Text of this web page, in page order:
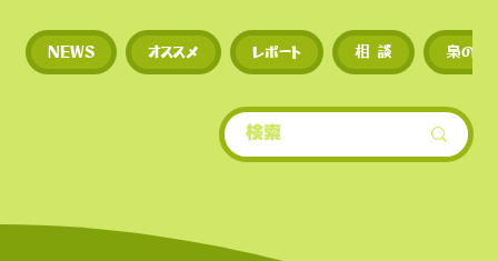
◼︎新規トークンや草コイ
期に上場するため、投資
多い。
​• 世界的にもトップクラ
NEWS オススメ レポート 相 談 梟のひ